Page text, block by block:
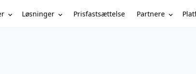
Løsninger Prisfastsættelse Partnere